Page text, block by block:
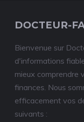
DOCTEUR-
Bienvenue sur
d'informations
mieux comprendre
finances. Nous
efficacement vos
suivants :